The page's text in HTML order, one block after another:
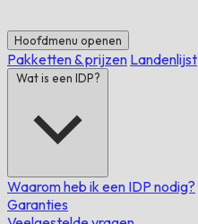
Hoofdmenu openen
Pakketten & prijzen Landenlijst
Wat is een IDP?
Waarom heb ik een IDP nodig?
Garanties